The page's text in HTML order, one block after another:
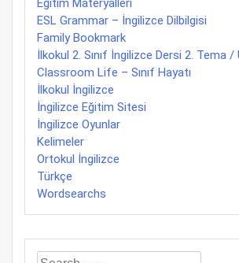
ESL Grammar – İngilizce Dilbilgisi
Family Bookmark
İlkokul 2. Sınıf İngilizce Dersi 2. Tema /
Classroom Life – Sınıf Hayatı
İlkokul İngilizce
İngilizce Eğitim Sitesi
İngilizce Oyunlar
Kelimeler
Ortokul İngilizce
Türkçe
Wordsearchs